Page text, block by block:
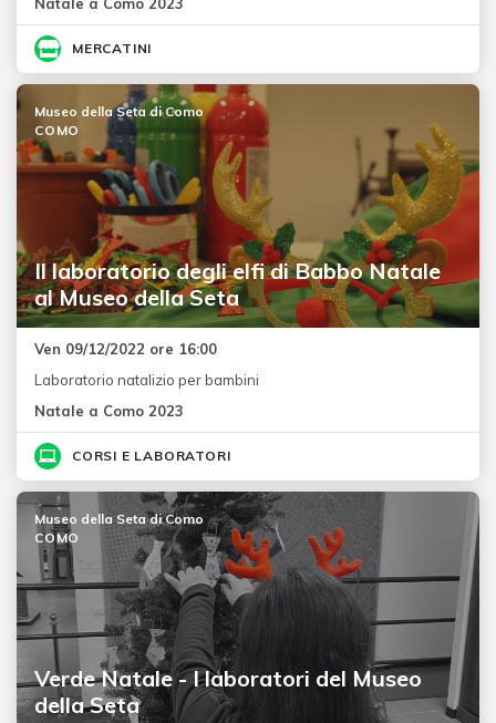
MERCATINI
Il laboratorio degli elfi di Babbo Natale
al Museo della Seta
Museo della Seta di Como
COMO
Ven 09/12/2022 ore 16:00
Laboratorio natalizio per bambini
Natale a Como 2023
CORSI E LABORATORI
Verde Natale - I laboratori del Museo
della Seta
Museo della Seta di Como
COMO